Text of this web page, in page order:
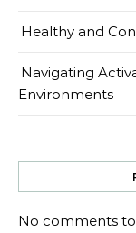
Healthy and
Navigating
Environments
No comments to